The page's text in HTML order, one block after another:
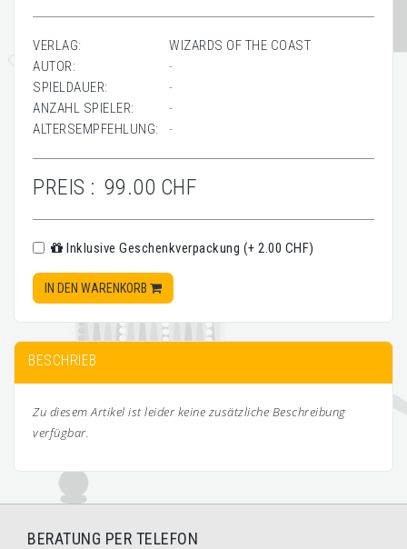
VERLAG:
WIZARDS OF THE COAST
AUTOR:
-
SPIELDAUER:
-
ANZAHL SPIELER:
-
ALTERSEMPFEHLUNG:
-
PREIS : 99.00 CHF
Inklusive Geschenkverpackung (+ 2.00 CHF)
IN DEN WARENKORB
BESCHRIEB
Zu diesem Artikel ist leider keine zusätzliche Beschreibung
verfügbar.
BERATUNG PER TELEFON